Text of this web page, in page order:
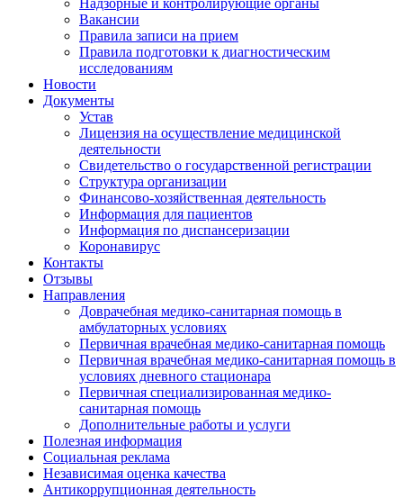
Надзорные и контролирующие органы
Вакансии
Правила записи на прием
Правила подготовки к диагностическим
исследованиям
Новости
Документы
Устав
Лицензия на осуществление медицинской
деятельности
Свидетельство о государственной регистрации
Структура организации
Финансово-хозяйственная деятельность
Информация для пациентов
Информация по диспансеризации
Коронавирус
Контакты
Отзывы
Направления
Доврачебная медико-санитарная помощь в
амбулаторных условиях
Первичная врачебная медико-санитарная помощь
Первичная врачебная медико-санитарная помощь в
условиях дневного стационара
Первичная специализированная медико-
санитарная помощь
Дополнительные работы и услуги
Полезная информация
Социальная реклама
Независимая оценка качества
Антикоррупционная деятельность